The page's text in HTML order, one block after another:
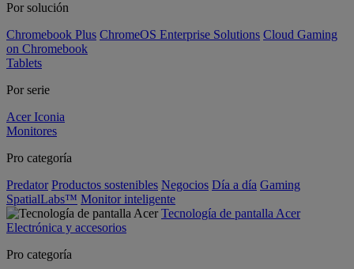
Por solución
Chromebook Plus ChromeOS Enterprise Solutions Cloud Gaming
on Chromebook
Tablets
Por serie
Acer Iconia
Monitores
Pro categoría
Predator Productos sostenibles Negocios Día a día Gaming
SpatialLabs™ Monitor inteligente
Tecnología de pantalla Acer
Electrónica y accesorios
Pro categoría